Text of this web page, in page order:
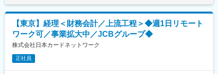
分野でご活躍いただく事も可能です。
変更の範囲：会社の定める業務
・有価証券報告書などの開示業務
・M&Aや組織再編における会計面からの支援
◆採用当初に従事いただく業務（財務・税務部門）
・国内税務（グループ通算制度対応、法人税、消費税、その他諸
税）
・国際税務（クロスボーダー取引への対応、グローバルミニマム
【東京】経理＜財務会計／上流工程＞◆週1日リモート
ワーク可／事業拡大中／JCBグループ◆
株式会社日本カードネットワーク
正社員